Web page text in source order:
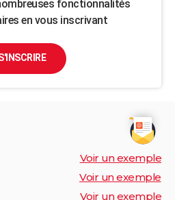
fonctionnalités
en vous inscrivant
Voir un exemple
Voir un exemple
Voir un exemple